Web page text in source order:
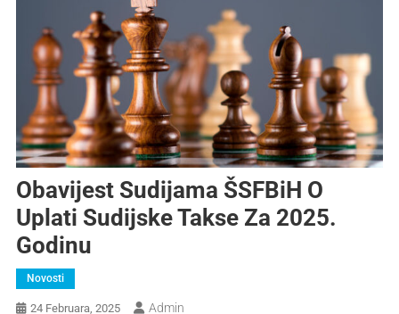
Obavijest Sudijama ŠSFBiH O
Uplati Sudijske Takse Za 2025.
Godinu
Novosti
24 Februara, 2025 Admin